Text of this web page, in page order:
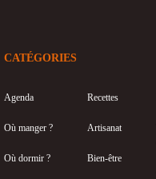
CATÉGORIES
Agenda
Où manger ?
Où dormir ?
Recettes
Artisanat
Bien-être